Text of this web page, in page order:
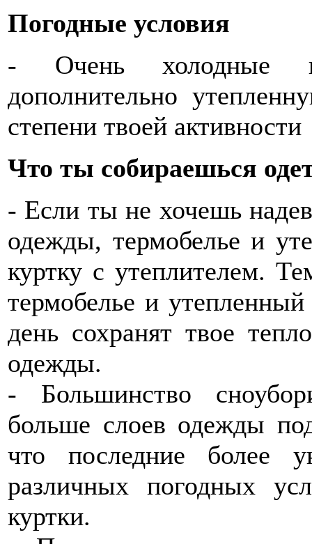
Погодные условия
- Очень холодные
дополнительно
степени твоей активности
Что ты собираешься
- Если ты не хочешь
одежды, термобелье и
куртку с утеплителем.
термобелье и
день сохранят твое
одежды.
- Большинство
больше слоев одежды
что последние более
различных погодных
куртки.